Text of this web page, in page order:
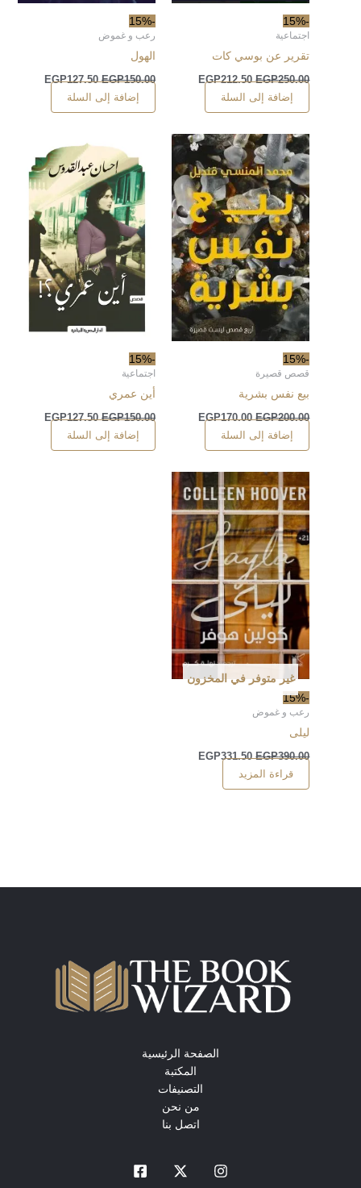
-15%
اجتماعية
تقرير عن بوسي كات
EGP250.00
EGP212.50
إضافة إلى السلة
-15%
رعب و غموض
الهول
EGP150.00
EGP127.50
إضافة إلى السلة
-15%
قصص قصيرة
بيع نفس بشرية
EGP200.00
EGP170.00
إضافة إلى السلة
-15%
اجتماعية
أين عمري
EGP150.00
EGP127.50
إضافة إلى السلة
-15%
غير متوفر في المخزون
رعب و غموض
ليلى
EGP390.00
EGP331.50
قراءة المزيد
الصفحة الرئيسية
المكتبة
التصنيفات
من نحن
اتصل بنا